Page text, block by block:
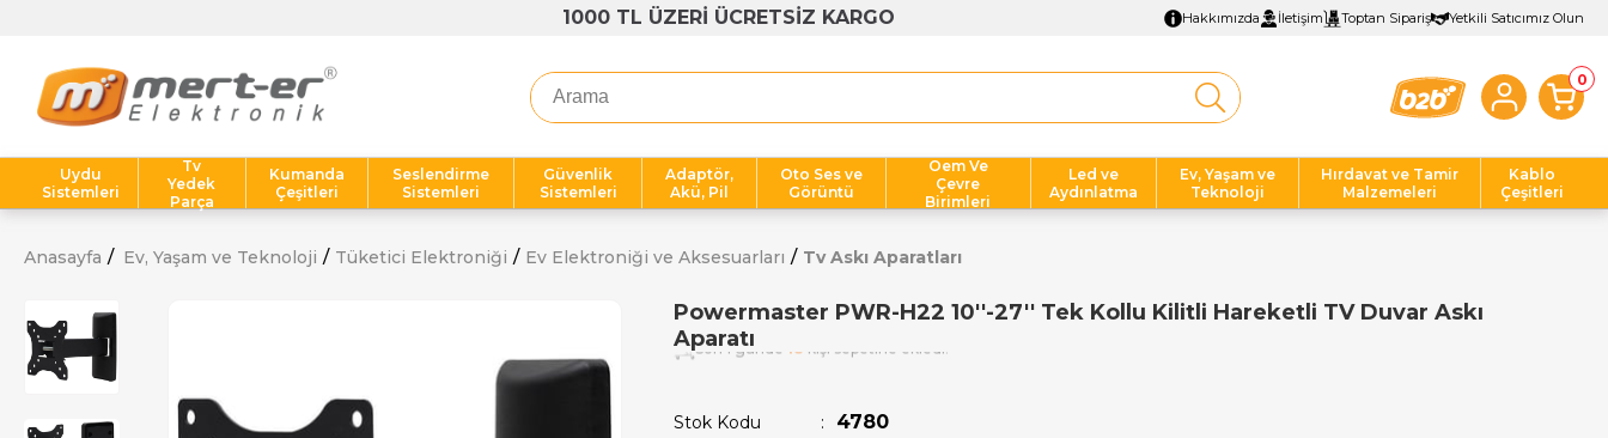
1000 TL ÜZERİ ÜCRETSİZ KARGO Hakkımızda İletişim Toptan Sipariş Yetkili Satıcımız Olun
0
Uydu
Sistemleri
Tv
Yedek
Parça
Kumanda
Çeşitleri
Seslendirme
Sistemleri
Güvenlik
Sistemleri
Adaptör,
Akü, Pil
Oto Ses ve
Görüntü
Oem Ve
Çevre
Birimleri
Led ve
Aydınlatma
Ev, Yaşam ve
Teknoloji
Hırdavat ve Tamir
Malzemeleri
Kablo
Çeşitleri
Anasayfa Ev, Yaşam ve Teknoloji Tüketici Elektroniği Ev Elektroniği ve Aksesuarları Tv Askı Aparatları
Powermaster PWR-H22 10''-27'' Tek Kollu Kilitli Hareketli TV Duvar Askı
Aparatı
Stok Kodu 4780